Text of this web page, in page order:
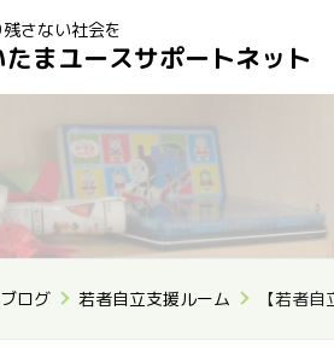
さない社会を
まユースサポートネット
ログ 若者自立支援ルーム 【若者